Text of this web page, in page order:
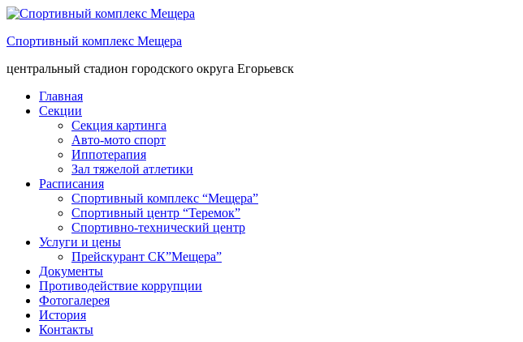
Спортивный комплекс Мещера
центральный стадион городского округа Егорьевск
Главная
Секции
Секция картинга
Авто-мото спорт
Иппотерапия
Зал тяжелой атлетики
Расписания
Спортивный комплекс “Мещера”
Спортивный центр “Теремок”
Спортивно-технический центр
Услуги и цены
Прейскурант СК”Мещера”
Документы
Противодействие коррупции
Фотогалерея
История
Контакты